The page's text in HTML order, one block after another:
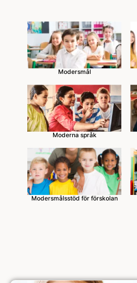
Modersmål
Moderna språk
Modersmålsstöd för förskolan